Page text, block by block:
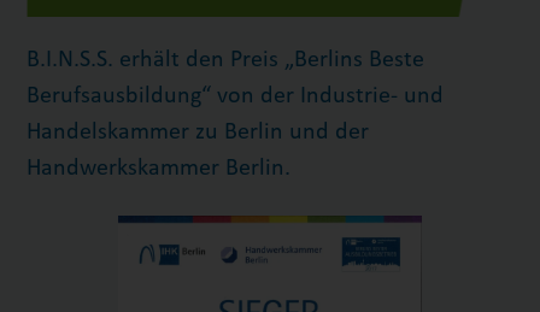
B.I.N.S.S. erhält den Preis „Berlins Beste
Berufsausbildung“ von der Industrie- und
Handelskammer zu Berlin und der
Handwerkskammer Berlin.